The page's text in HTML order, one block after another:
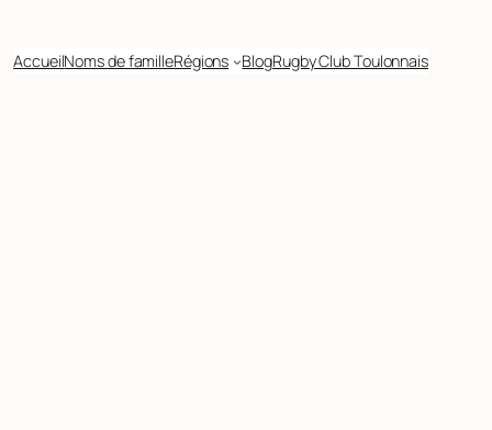
AccueilNoms de familleRégions BlogRugby Club Toulonnais